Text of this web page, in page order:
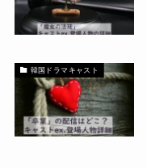
韓国ドラマキャスト